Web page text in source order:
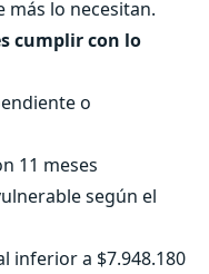
más lo necesitan.
cumplir con lo
o
11 meses
según el
a $7.948.180